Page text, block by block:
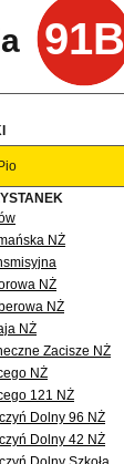
91B
NŻ
NŻ
NŻ
NŻ
Zacisze NŻ
NŻ
121 NŻ
Dolny 96 NŻ
Dolny 42 NŻ